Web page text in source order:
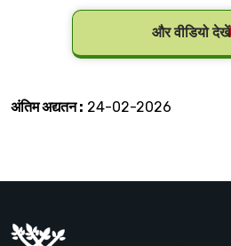
और वीडियो देखें
अंतिम अद्यतन : 24-02-2026